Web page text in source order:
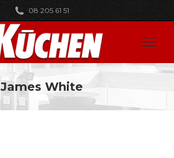
08 205 61 51
James White
You are here: